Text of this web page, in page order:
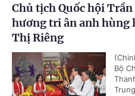
Chủ tịch Quốc hội
hương tri ân anh hùng
Thị Riêng
Bộ